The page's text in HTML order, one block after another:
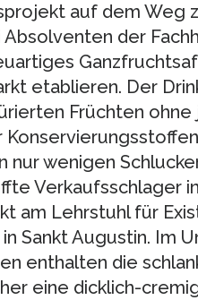
auf dem Weg
der
etablieren. Der
Früchten
nur wenigen
Verkaufsschlager
am Lehrstuhl für
Sankt Augustin. Im
enthalten die
eine dicklich-